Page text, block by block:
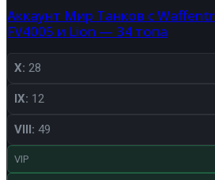
Аккаунт Мир Танков с
FV4005 и Lion — 34 топа
X: 28
IX: 12
VIII: 49
VIP